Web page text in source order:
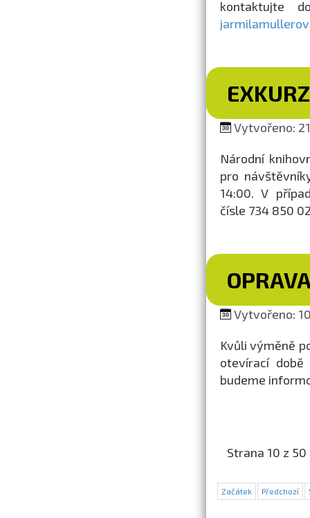
kontaktujte
Vytvořeno:
Národní
pro
14:00. V
čísle 734 850
Vytvořeno:
Kvůli výměně
otevírací době
budeme
Strana 10 z 50
Začátek Předchozí